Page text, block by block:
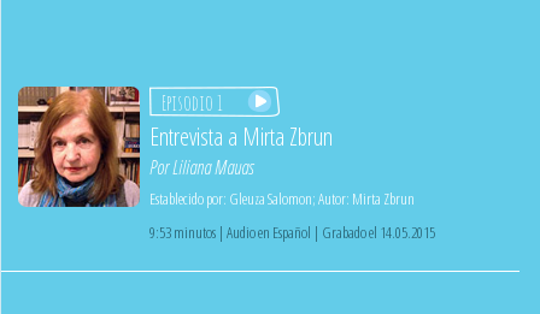
Episodio 1
Entrevista a Mirta Zbrun
PorLiliana Mauas
Establecido por: Gleuza Salomon;Autor: Mirta Zbrun
9:53 minutos | Audio en Español | Grabado el 14.05.2015